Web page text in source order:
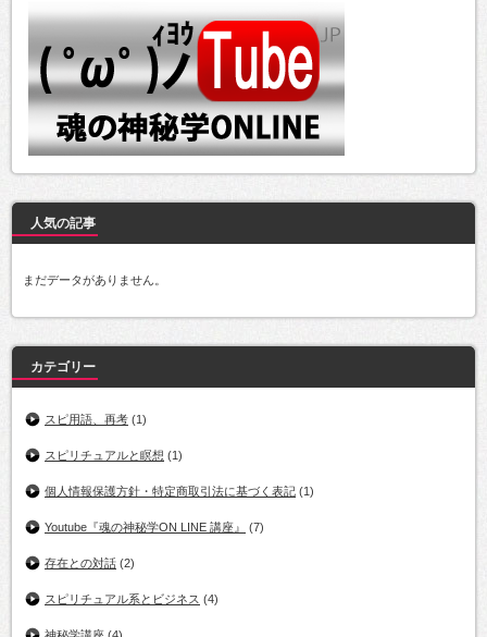
人気の記事
まだデータがありません。
カテゴリー
スピ用語、再考 (1)
スピリチュアルと瞑想 (1)
個人情報保護方針・特定商取引法に基づく表記 (1)
Youtube『魂の神秘学ON LINE 講座』 (7)
存在との対話 (2)
スピリチュアル系とビジネス (4)